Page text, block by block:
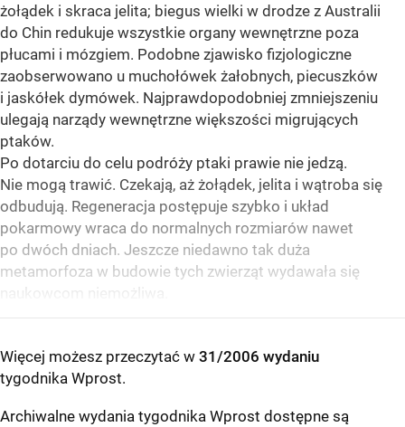
żołądek i skraca jelita; biegus wielki w drodze z Australii
do Chin redukuje wszystkie organy wewnętrzne poza
płucami i mózgiem. Podobne zjawisko fizjologiczne
zaobserwowano u muchołówek żałobnych, piecuszków
i jaskółek dymówek. Najprawdopodobniej zmniejszeniu
ulegają narządy wewnętrzne większości migrujących
ptaków.
Po dotarciu do celu podróży ptaki prawie nie jedzą.
Nie mogą trawić. Czekają, aż żołądek, jelita i wątroba się
odbudują. Regeneracja postępuje szybko i układ
pokarmowy wraca do normalnych rozmiarów nawet
po dwóch dniach. Jeszcze niedawno tak duża
metamorfoza w budowie tych zwierząt wydawała się
Więcej możesz przeczytać w 31/2006 wydaniu
tygodnika Wprost.
Archiwalne wydania tygodnika Wprost dostępne są